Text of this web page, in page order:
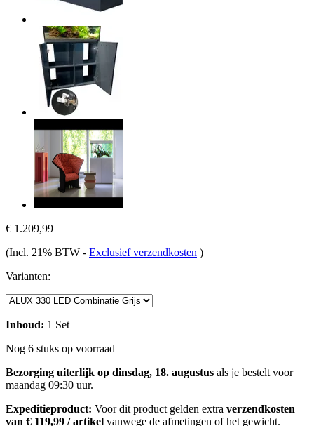
€ 1.209,99
(Incl. 21% BTW - Exclusief verzendkosten )
Varianten:
Inhoud: 1 Set
Nog 6 stuks op voorraad
Bezorging uiterlijk op dinsdag, 18. augustus als je bestelt voor
maandag 09:30 uur.
Expeditieproduct: Voor dit product gelden extra verzendkosten
van € 119,99 / artikel vanwege de afmetingen of het gewicht.